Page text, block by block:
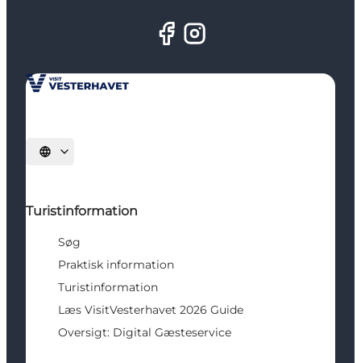
Vælg sprog
Turistinformation
Søg
Praktisk information
Turistinformation
Læs VisitVesterhavet 2026 Guide
Oversigt: Digital Gæsteservice